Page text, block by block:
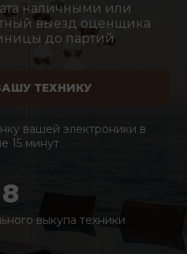
наличными или
выезд оценщика ·
до партий
ТЕХНИКУ
вашей электроники в
15 минут
8
выкупа техники